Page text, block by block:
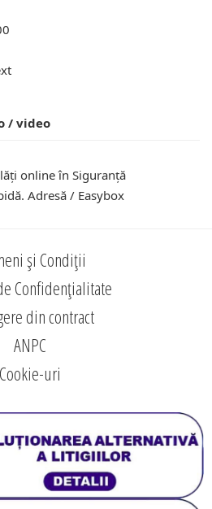
/ video
online în Siguranță
Adresă / Easybox
și Condiții
Confidențialitate
din contract
ANPC
Cookie-uri